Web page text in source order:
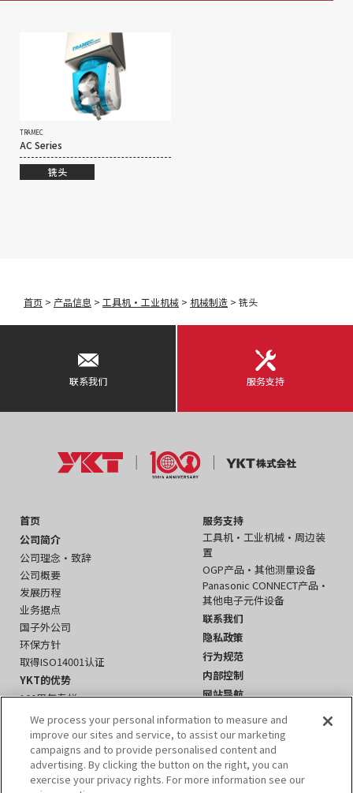
TRAMEC
AC Series
铣头
首页 > 产品信息 > 工具机・工业机械 > 机械制造 > 铣头
联系我们 服务支持
首页
公司简介
公司理念・致辞
公司概要
发展历程
业务据点
国子外公司
环保方针
取得ISO14001认证
YKT的优势
100周年专栏
国际业务
产品信息
工具机・工业机械
测量设备
电子元件设备
服务支持
工具机・工业机械・周边装
置
OGP产品・其他测量设备
Panasonic CONNECT产品・
其他电子元件设备
联系我们
隐私政策
行为规范
内部控制
网站导航
We process your personal information to measure and
improve our sites and service, to assist our marketing
campaigns and to provide personalised content and
advertising. By clicking the button on the right, you can
exercise your privacy rights. For more information see our